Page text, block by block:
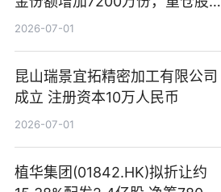
易盛、中际旭创、立讯精密
2026-07-01
昆山瑞景宜拓精密加工有限公司
成立 注册资本10万人民币
2026-07-01
植华集团(01842.HK)拟折让约